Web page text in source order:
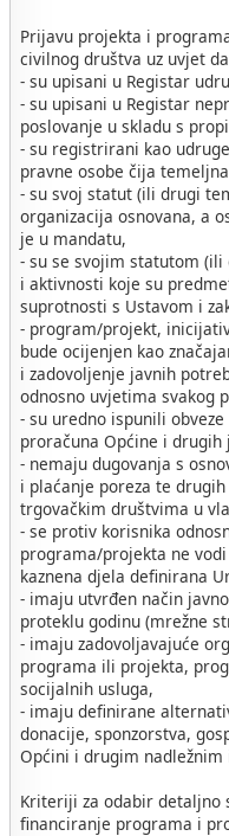
Prijavu projekta i
civilnog društva uz uvjet
- su upisani u Registar
- su upisani u Registar
poslovanje u skladu s
- su registrirani kao
pravne osobe čija
- su svoj statut (ili drugi
organizacija osnovana, a
je u mandatu,
- su se svojim statutom
i aktivnosti koje su
suprotnosti s Ustavom i
- program/projekt,
bude ocijenjen kao
i zadovoljenje javnih
odnosno uvjetima svakog
- su uredno ispunili
proračuna Općine i drugih
- nemaju dugovanja s
i plaćanje poreza te
trgovačkim društvima u
- se protiv korisnika
programa/projekta ne
kaznena djela definirana
- imaju utvrđen način
proteklu godinu (mrežne
- imaju zadovoljavajuće
programa ili projekta,
socijalnih usluga,
- imaju definirane
donacije, sponzorstva,
Općini i drugim
Kriteriji za odabir detaljno
financiranje programa i